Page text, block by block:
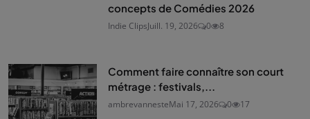
concepts de Comédies 2026
Indie ClipsJuill. 19, 2026 0 8
Comment faire connaître son court
métrage : festivals,...
ambrevannesteMai 17, 2026 0 17